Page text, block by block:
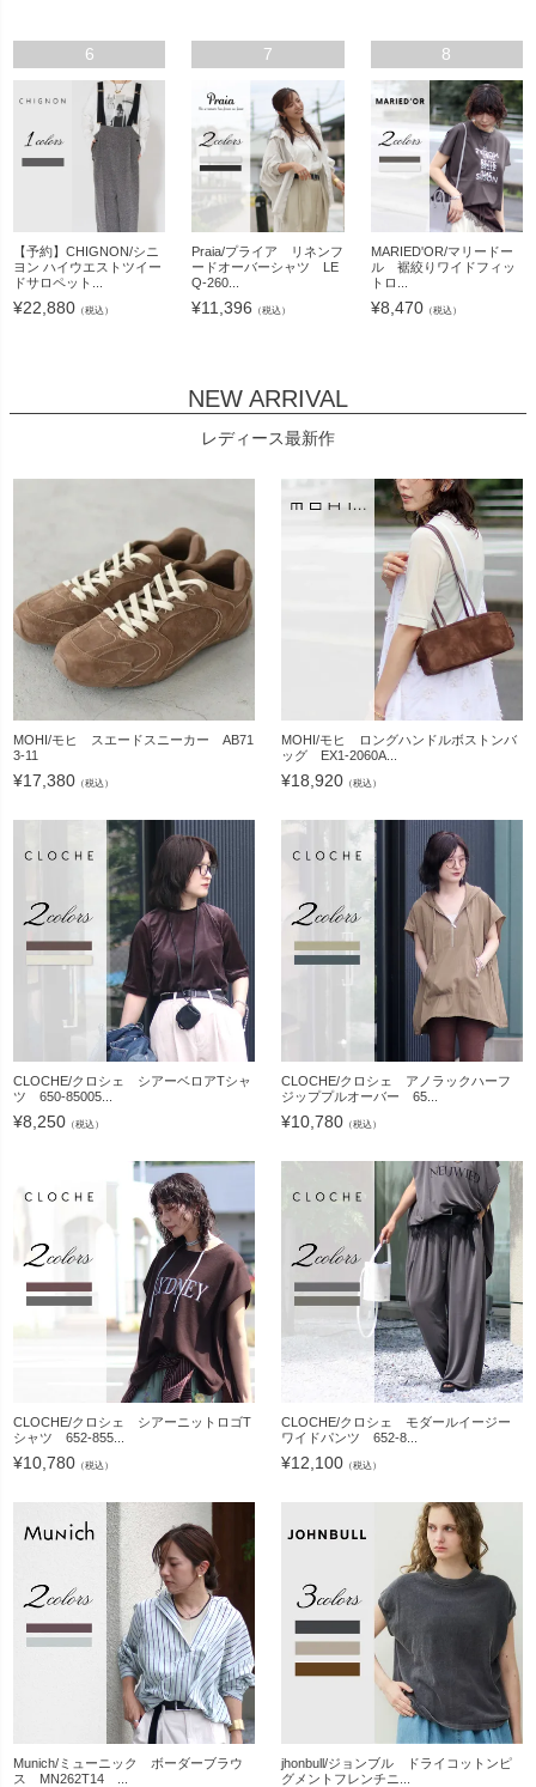
6
【予約】CHIGNON/シニ
ヨン ハイウエストツイー
ドサロペット...
¥22,880 （税込）
7
Praia/プライア リネンフ
ードオーバーシャツ LE
Q-260...
¥11,396 （税込）
8
MARIED'OR/マリードー
ル 裾絞りワイドフィッ
トロ...
¥8,470（税込）
NEW ARRIVAL
レディース最新作
MOHI/モヒ スエードスニーカー AB71
3-11
¥17,380 （税込）
MOHI/モヒ ロングハンドルボストンバ
ッグ EX1-2060A...
¥18,920 （税込）
CLOCHE/クロシェ シアーベロアTシャ
ツ 650-85005...
¥8,250 （税込）
CLOCHE/クロシェ アノラックハーフ
ジッププルオーバー 65...
¥10,780 （税込）
CLOCHE/クロシェ シアーニットロゴT
シャツ 652-855...
¥10,780 （税込）
CLOCHE/クロシェ モダールイージー
ワイドパンツ 652-8...
¥12,100 （税込）
Munich/ミューニック ボーダーブラウ
ス MN262T14 ...
jhonbull/ジョンブル ドライコットンピ
グメントフレンチニ...